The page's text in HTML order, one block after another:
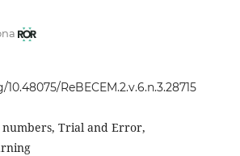
ReBECEM.2.v.6.n.3.28715
Trial and Error,